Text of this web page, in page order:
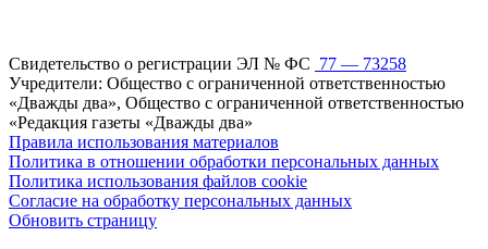
Свидетельство о регистрации ЭЛ № ФС 77 — 73258
Учредители: Общество с ограниченной ответственностью
«Дважды два», Общество с ограниченной ответственностью
«Редакция газеты «Дважды два»
Правила использования материалов
Политика в отношении обработки персональных данных
Политика использования файлов cookie
Согласие на обработку персональных данных
Обновить страницу